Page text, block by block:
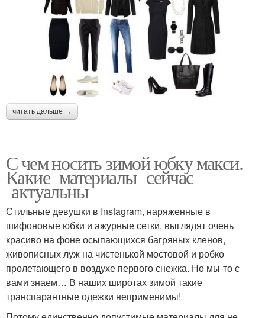
читать дальше →
С чем носить зимой юбку макси.
Какие материалы сейчас
актуальны
Стильные девушки в Instagram, наряженные в
шифоновые юбки и ажурные сетки, выглядят очень
красиво на фоне осыпающихся багряных кленов,
живописных луж на чистенькой мостовой и робко
пролетающего в воздухе первого снежка. Но мы-то с
вами знаем… В наших широтах зимой такие
транспарантные одежки неприменимы!